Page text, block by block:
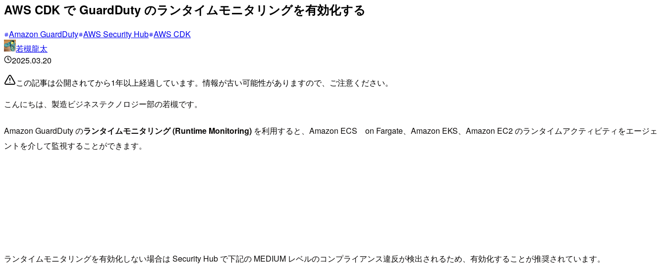
AWS CDK で GuardDuty のランタイムモニタリングを有効化する
Amazon GuardDuty AWS Security Hub AWS CDK
若槻龍太
2025.03.20
この記事は公開されてから1年以上経過しています。情報が古い可能性がありますので、ご注意ください。
こんにちは、製造ビジネステクノロジー部の若槻です。
Amazon GuardDuty のランタイムモニタリング (Runtime Monitoring) を利用すると、Amazon ECS on Fargate、Amazon EKS、Amazon EC2 のランタイムアクティビティをエージェ
ントを介して監視することができます。
ランタイムモニタリングを有効化しない場合は Security Hub で下記の MEDIUM レベルのコンプライアンス違反が検出されるため、有効化することが推奨されています。